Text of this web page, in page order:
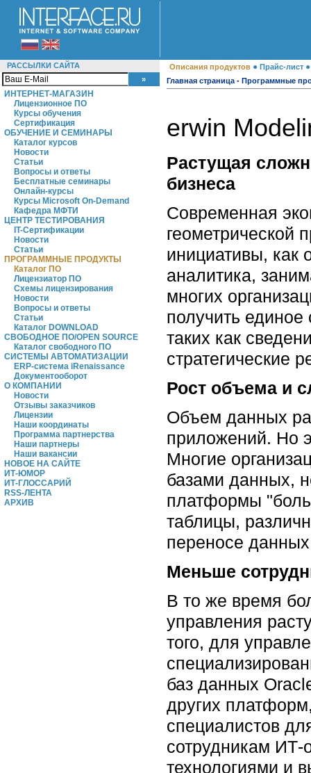
РАССЫЛКИ САЙТА
ИНТЕРНЕТ-МАГАЗИН
Лицензионное ПО
Курсы обучения
Сертификация
ОБУЧЕНИЕ И СЕМИНАРЫ
Каталог курсов
Новости
Статьи
Вопросы и ответы
Бесплатные семинары
Онлайн-курсы
Курсы Microsoft On-Demand
Кафедра МФТИ
ЦЕНТР ТЕСТИРОВАНИЯ
IT-Сертификации
Новости
Статьи
ПРОГРАММНЫЕ ПРОДУКТЫ
Каталог ПО
Лицензиатор ПО
Схемы лицензирования
Новости
Вопросы и ответы
Статьи
Каталог DOWNLOAD
СВОБОДНОЕ ПО/OPEN SOURCE
Каталог свободного ПО
СИСТЕМЫ АВТОМАТИЗАЦИИ
ERP-система iRenaissance
Документооборот
О КОМПАНИИ
Новости
Отзывы заказчиков
Лицензии
Наши координаты
Программа партнерства
Наши партнеры
Наши вакансии
НОВОЕ НА САЙТЕ
ИТ-ЮМОР
ИТ-ГЛОССАРИЙ
RSS-ЛЕНТА
АРХИВ
Описания продуктов ● Прайс-лист
Главная страница - Программные
erwin
Растущая
бизнеса
Современная
геометрической
инициативы, как
аналитика,
многих
получить
таких как
стратегические
Рост объема и
Объем данных
приложений. Но
Многие
базами данных,
платформы
таблицы,
переносе
Меньше
В то же время
управления
того, для
баз данных
других
специалистов
сотрудникам ИТ-
технологиями и